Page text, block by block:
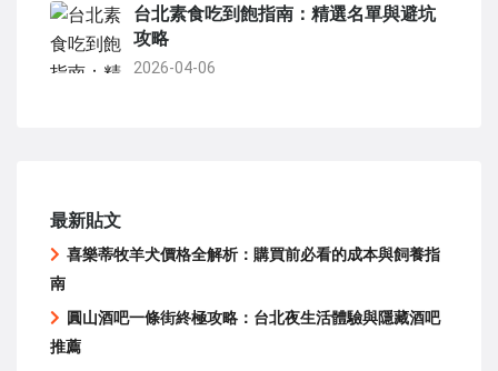
台北素食吃到飽指南：精選名單與避坑
攻略
2026-04-06
最新貼文
喜樂蒂牧羊犬價格全解析：購買前必看的成本與飼養指
南
圓山酒吧一條街終極攻略：台北夜生活體驗與隱藏酒吧
推薦